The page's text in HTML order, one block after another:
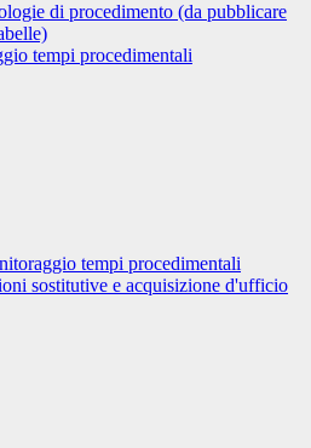
di procedimento (da pubblicare
tempi procedimentali
tempi procedimentali
sostitutive e acquisizione d'ufficio